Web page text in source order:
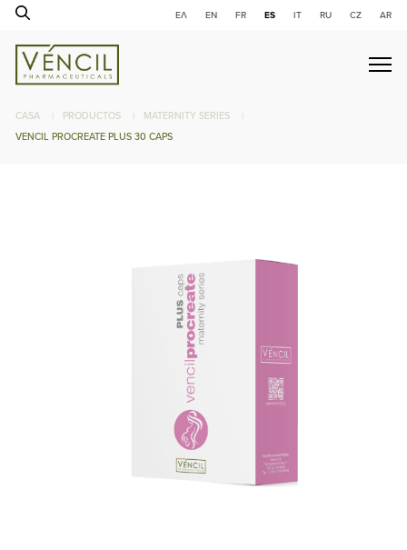
ΕΛ ΕΝ ES IT RU CZ AR
FR
CASA | PRODUCTOS | MATERNITY SERIES
|
VENCIL PROCREATE PLUS 30 CAPS